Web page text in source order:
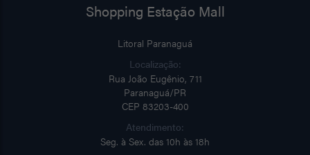
Shopping Estação Mall
Litoral Paranaguá
Localização:
Rua João Eugênio, 711
Paranaguá/PR
CEP 83203-400
Atendimento:
Seg. à Sex. das 10h às 18h